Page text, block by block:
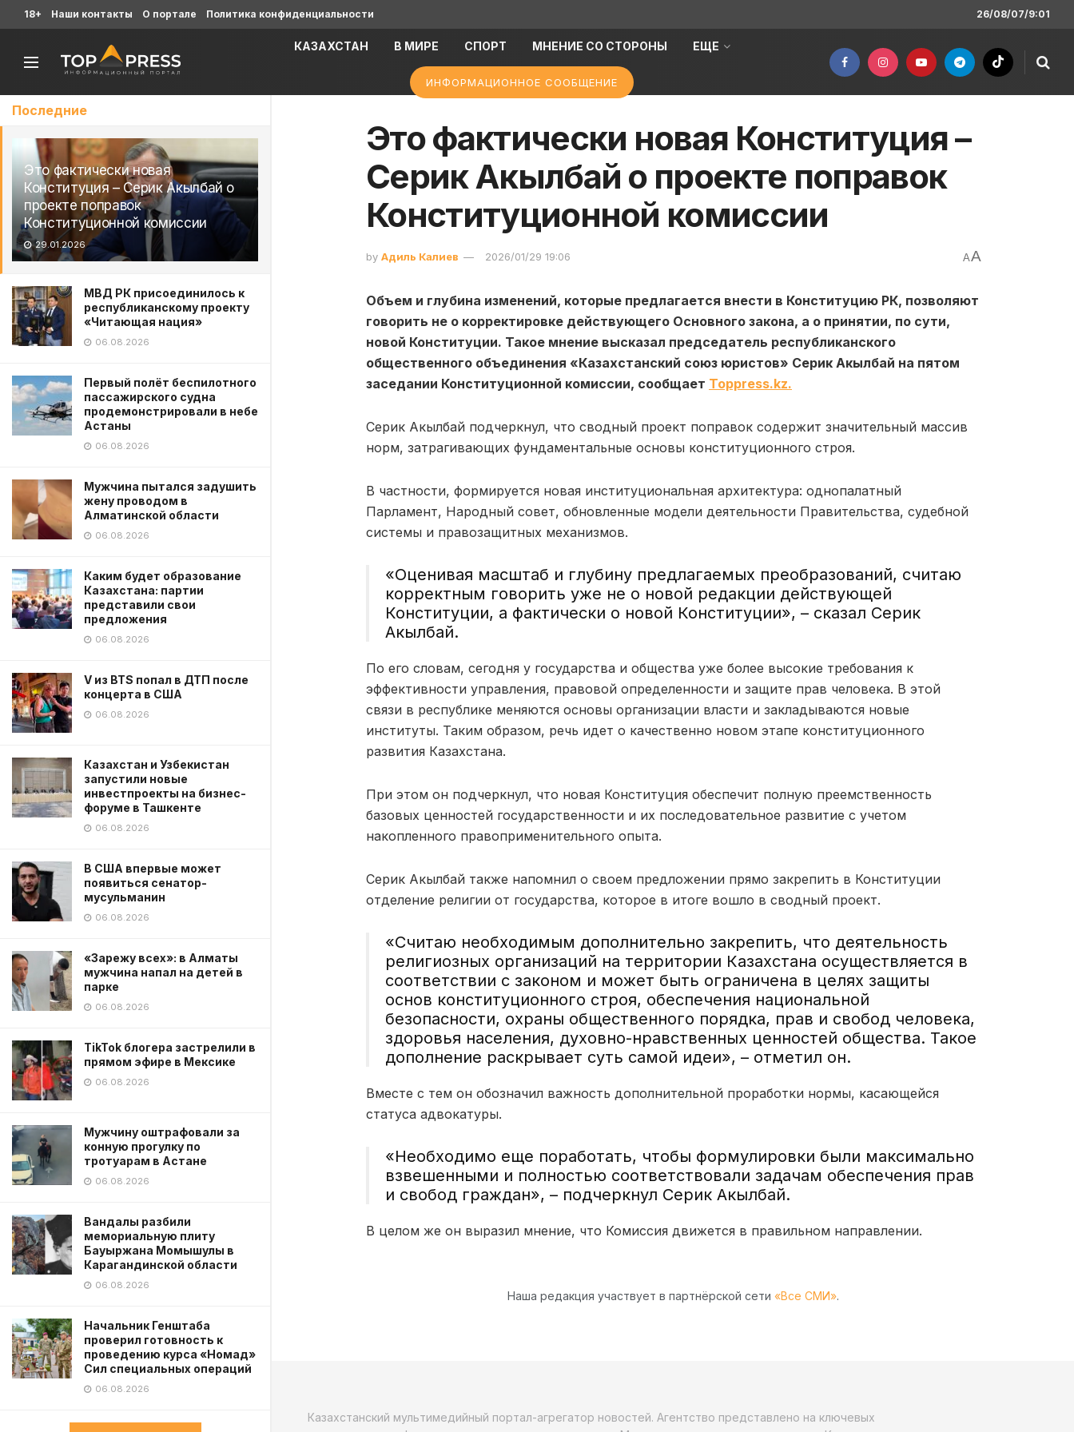
Последние
Это фактически новая
Конституция – Серик Акылбай о
проекте поправок
Конституционной комиссии
29.01.2026
МВД РК присоединилось к
республиканскому проекту
«Читающая нация»
06.08.2026
Первый полёт беспилотного
пассажирского судна
продемонстрировали в небе
Астаны
06.08.2026
Мужчина пытался задушить
жену проводом в
Алматинской области
06.08.2026
Каким будет образование
Казахстана: партии
представили свои
предложения
06.08.2026
V из BTS попал в ДТП после
концерта в США
06.08.2026
Казахстан и Узбекистан
запустили новые
инвестпроекты на бизнес-
форуме в Ташкенте
06.08.2026
В США впервые может
появиться сенатор-
мусульманин
06.08.2026
«Зарежу всех»: в Алматы
мужчина напал на детей в
парке
06.08.2026
TikTok блогера застрелили в
прямом эфире в Мексике
06.08.2026
Мужчину оштрафовали за
конную прогулку по
тротуарам в Астане
06.08.2026
Вандалы разбили
мемориальную плиту
Бауыржана Момышулы в
Карагандинской области
06.08.2026
Начальник Генштаба
проверил готовность к
проведению курса «Номад»
Сил специальных операций
06.08.2026
18+ Наши контакты О портале Политика конфиденциальности 26/08/07/9:01
КАЗАХСТАН В МИРЕ СПОРТ МНЕНИЕ СО СТОРОНЫ ЕЩЕ
ИНФОРМАЦИОННОЕ СООБЩЕНИЕ
Это фактически новая Конституция –
Серик Акылбай о проекте поправок
Конституционной комиссии
by Адиль Калиев 2026/01/29 19:06 AA
Объем и глубина изменений, которые предлагается внести в Конституцию РК, позволяют
говорить не о корректировке действующего Основного закона, а о принятии, по сути,
новой Конституции. Такое мнение высказал председатель республиканского
общественного объединения «Казахстанский союз юристов» Серик Акылбай на пятом
заседании Конституционной комиссии, сообщает Toppress.kz.
Серик Акылбай подчеркнул, что сводный проект поправок содержит значительный массив
норм, затрагивающих фундаментальные основы конституционного строя.
В частности, формируется новая институциональная архитектура: однопалатный
Парламент, Народный совет, обновленные модели деятельности Правительства, судебной
системы и правозащитных механизмов.
«Оценивая масштаб и глубину предлагаемых преобразований, считаю
корректным говорить уже не о новой редакции действующей
Конституции, а фактически о новой Конституции», – сказал Серик
Акылбай.
По его словам, сегодня у государства и общества уже более высокие требования к
эффективности управления, правовой определенности и защите прав человека. В этой
связи в республике меняются основы организации власти и закладываются новые
институты. Таким образом, речь идет о качественно новом этапе конституционного
развития Казахстана.
При этом он подчеркнул, что новая Конституция обеспечит полную преемственность
базовых ценностей государственности и их последовательное развитие с учетом
накопленного правоприменительного опыта.
Серик Акылбай также напомнил о своем предложении прямо закрепить в Конституции
отделение религии от государства, которое в итоге вошло в сводный проект.
«Считаю необходимым дополнительно закрепить, что деятельность
религиозных организаций на территории Казахстана осуществляется в
соответствии с законом и может быть ограничена в целях защиты
основ конституционного строя, обеспечения национальной
безопасности, охраны общественного порядка, прав и свобод человека,
здоровья населения, духовно-нравственных ценностей общества. Такое
дополнение раскрывает суть самой идеи», – отметил он.
Вместе с тем он обозначил важность дополнительной проработки нормы, касающейся
статуса адвокатуры.
«Необходимо еще поработать, чтобы формулировки были максимально
взвешенными и полностью соответствовали задачам обеспечения прав
и свобод граждан», – подчеркнул Серик Акылбай.
В целом же он выразил мнение, что Комиссия движется в правильном направлении.
Наша редакция участвует в партнёрской сети «Все СМИ».
Казахстанский мультимедийный портал-агрегатор новостей. Агентство представлено на ключевых